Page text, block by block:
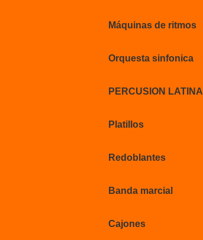
Máquinas de ritmos
Orquesta sinfonica
PERCUSION LATINA
Platillos
Redoblantes
Banda marcial
Cajones